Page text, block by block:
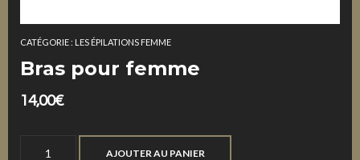
CATÉGORIE : LES ÉPILATIONS FEMME
Bras pour femme
14,00€
AJOUTER AU PANIER